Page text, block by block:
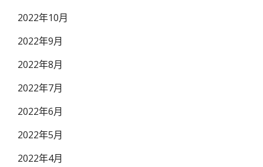
2022年10月
2022年9月
2022年8月
2022年7月
2022年6月
2022年5月
2022年4月